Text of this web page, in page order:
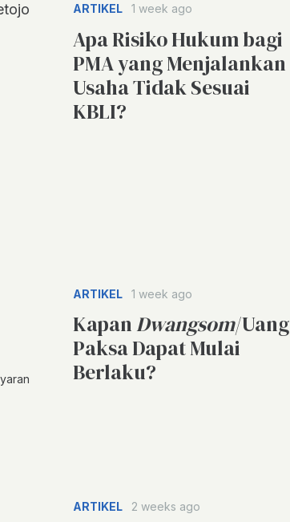
ARTIKEL 1 week ago
Apa Risiko Hukum bagi
PMA yang Menjalankan
Usaha Tidak Sesuai
KBLI?
ARTIKEL 1 week ago
KapanDwangsom/Uang
Paksa Dapat Mulai
Berlaku?
ARTIKEL 2 weeks ago